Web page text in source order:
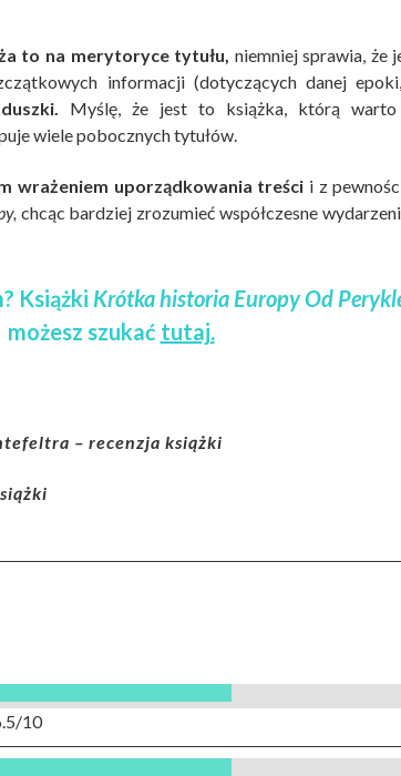
to na merytoryce tytułu, niemniej sprawia, że
informacji (dotyczących danej
Myślę, że jest to książka, którą
wiele pobocznych tytułów.
wrażeniem uporządkowania treści i z
chcąc bardziej zrozumieć współczesne
Książki Krótka historia Europy Od
możesz szukać tutaj.
– recenzja książki
10